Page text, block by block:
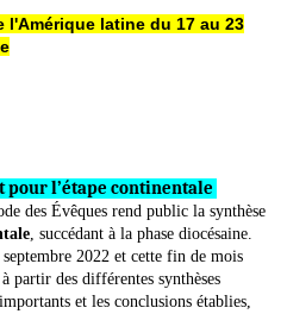
latine du 17 au 23
pour l’étape continentale
des Évêques rend public la synthèse
, succédant à la phase diocésaine.
2022 et cette fin de mois
partir des différentes synthèses
et les conclusions établies,